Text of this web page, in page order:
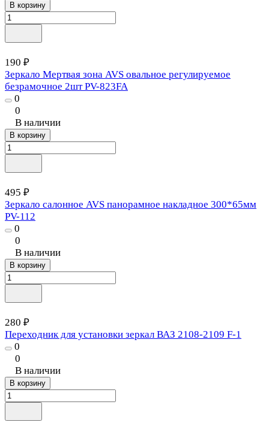
В корзину
190 ₽
Зеркало Мертвая зона AVS овальное регулируемое
безрамочное 2шт PV-823FA
0
0
В наличии
В корзину
495 ₽
Зеркало салонное AVS панорамное накладное 300*65мм
PV-112
0
0
В наличии
В корзину
280 ₽
Переходник для установки зеркал ВАЗ 2108-2109 F-1
0
0
В наличии
В корзину